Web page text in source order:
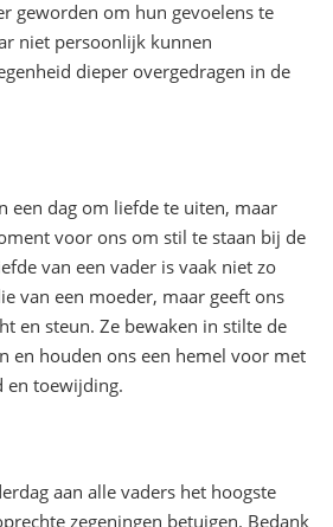
geworden om hun gevoelens te
niet persoonlijk kunnen
dieper overgedragen in de
een dag om liefde te uiten, maar
voor ons om stil te staan ​​bij de
van een vader is vaak niet zo
van een moeder, maar geeft ons
en steun. Ze bewaken in stilte de
en houden ons een hemel voor met
en toewijding.
aan alle vaders het hoogste
zegeningen betuigen. Bedank